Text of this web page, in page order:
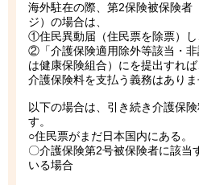
海外駐在の際、第2保険被保険者
ジ）の場合は、
①住民異動届（住民票を除票）し
②「介護保険適用除外等該当・
は健康保険組合）にを提出すれば
介護保険料を支払う義務はありま
以下の場合は、引き続き介護保
す。
○住民票がまだ日本国内にある。
〇介護保険第2号被保険者に該当
いる場合